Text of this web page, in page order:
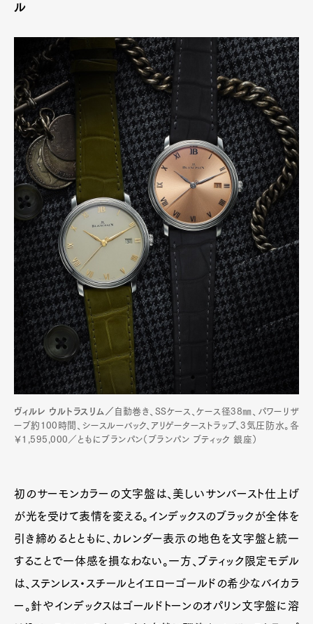
ル
ヴィルレ ウルトラスリム／ 自動巻き、SSケース、ケース径38㎜、パワーリザ
ーブ約100時間、シースルーバック、アリゲーターストラップ、3気圧防水。各
￥1,595,000／ともにブランパン（ブランパン ブティック 銀座）
初のサーモンカラーの文字盤は、美しいサンバースト仕上げ
が光を受けて表情を変える。インデックスのブラックが全体を
引き締めるとともに、カレンダー表示の地色を文字盤と統一
することで一体感を損なわない。一方、ブティック限定モデル
は、ステンレス・スチールとイエローゴールドの希少なバイカラ
ー。針やインデックスはゴールドトーンのオパリン文字盤に溶